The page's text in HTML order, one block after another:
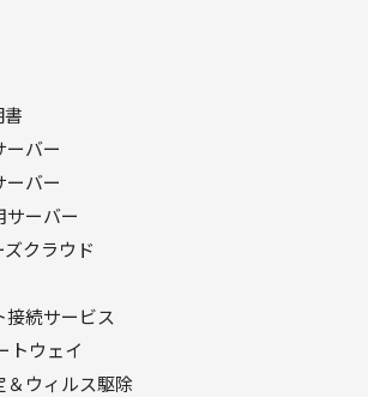
ーバー
ーバー
サーバー
クラウド
続サービス
トウェイ
＆ウィルス駆除